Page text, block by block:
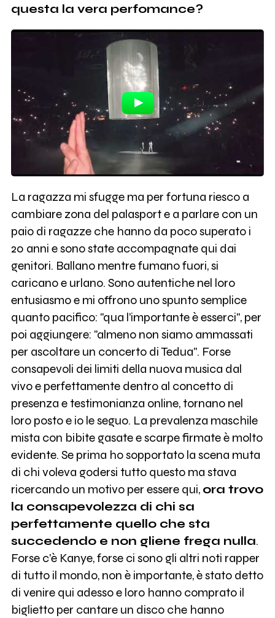
questa la vera perfomance?
La ragazza mi sfugge ma per fortuna riesco a
cambiare zona del palasport e a parlare con un
paio di ragazze che hanno da poco superato i
20 anni e sono state accompagnate qui dai
genitori. Ballano mentre fumano fuori, si
caricano e urlano. Sono autentiche nel loro
entusiasmo e mi offrono uno spunto semplice
quanto pacifico: "qua l'importante è esserci", per
poi aggiungere: "almeno non siamo ammassati
per ascoltare un concerto di Tedua". Forse
consapevoli dei limiti della nuova musica dal
vivo e perfettamente dentro al concetto di
presenza e testimonianza online, tornano nel
loro posto e io le seguo. La prevalenza maschile
mista con bibite gasate e scarpe firmate è molto
evidente. Se prima ho sopportato la scena muta
di chi voleva godersi tutto questo ma stava
ricercando un motivo per essere qui, ora trovo
la consapevolezza di chi sa
perfettamente quello che sta
succedendo e non gliene frega nulla.
Forse c'è Kanye, forse ci sono gli altri noti rapper
di tutto il mondo, non è importante, è stato detto
di venire qui adesso e loro hanno comprato il
biglietto per cantare un disco che hanno